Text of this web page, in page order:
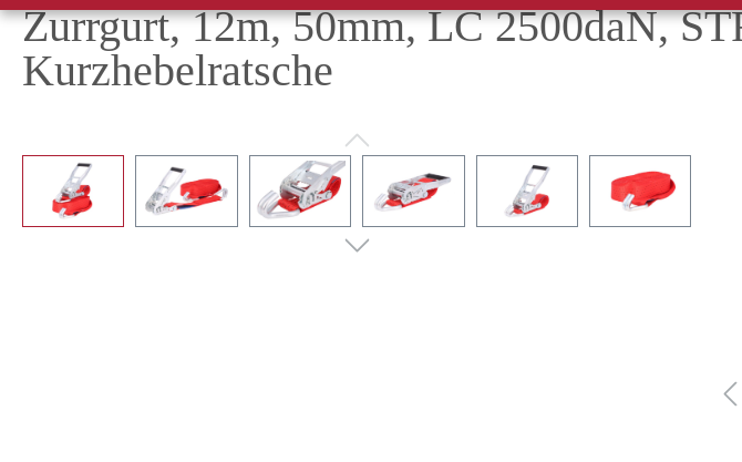
Zurrgurt, 12m, 50mm, LC 2500daN,
Kurzhebelratsche
Bildergalerie überspringen